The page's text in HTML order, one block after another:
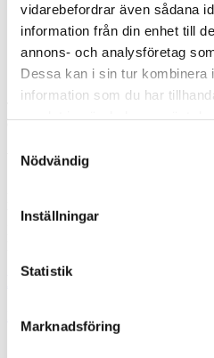
vidarebefordrar även sådana
information från din enhet till
annons- och analysföretag
Dessa kan i sin tur kombinera
information som du har
Nödvändig
Inställningar
Statistik
Marknadsföring
Tramezzo
Treverkhome
Sortera
eller gör om din sökning.
Webbshop
brett utbud till riktigt bra priser.
Med över 30 år i branschen är vi
Kakel & klinker